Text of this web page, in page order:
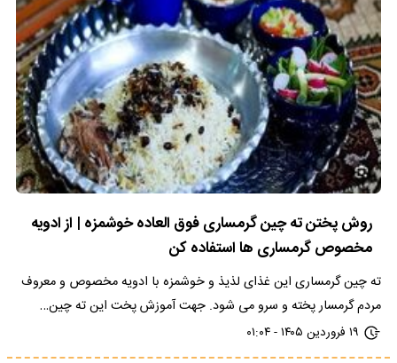
روش پختن ته چین گرمساری فوق العاده خوشمزه | از ادویه
مخصوص گرمساری ها استفاده کن
ته‌ چین گرمساری این غذای لذیذ و خوشمزه با ادویه مخصوص و معروف
مردم گرمسار پخته و سرو می شود. جهت آموزش پخت این ته چین…
۱۹ فروردین ۱۴۰۵ - ۰۱:۰۴